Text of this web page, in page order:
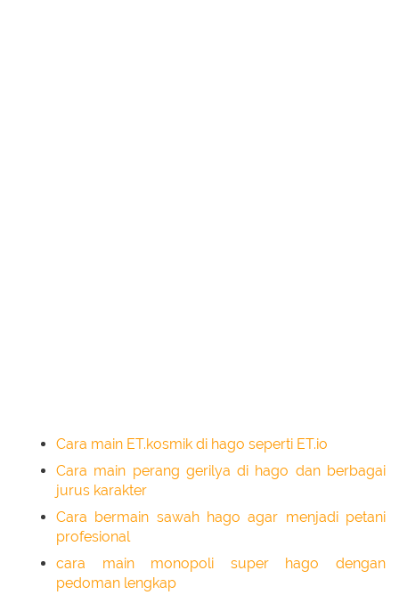
Cara main ET.kosmik di hago seperti ET.io
Cara main perang gerilya di hago dan berbagai
jurus karakter
Cara bermain sawah hago agar menjadi petani
profesional
cara main monopoli super hago dengan
pedoman lengkap